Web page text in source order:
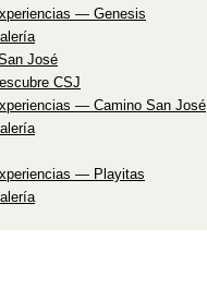
— Genesis
José
CSJ
— Camino San José
— Playitas